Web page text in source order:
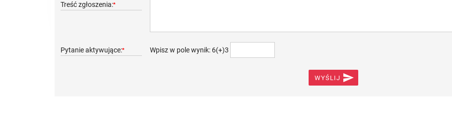
Treść zgłoszenia:*
Pytanie aktywujące:* Wpisz w pole wynik: 6(+)3
WYŚLIJ 